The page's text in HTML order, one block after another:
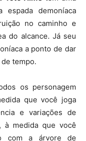
demoníaca
no caminho e
do alcance. Já seu
a ponto de dar
tempo.
os personagem
que você joga
e variações de
à medida que você
com a árvore de